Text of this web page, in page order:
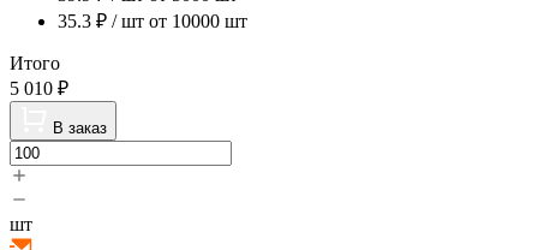
35.3 ₽ / шт от 10000 шт
Итого
5 010 ₽
В заказ
шт